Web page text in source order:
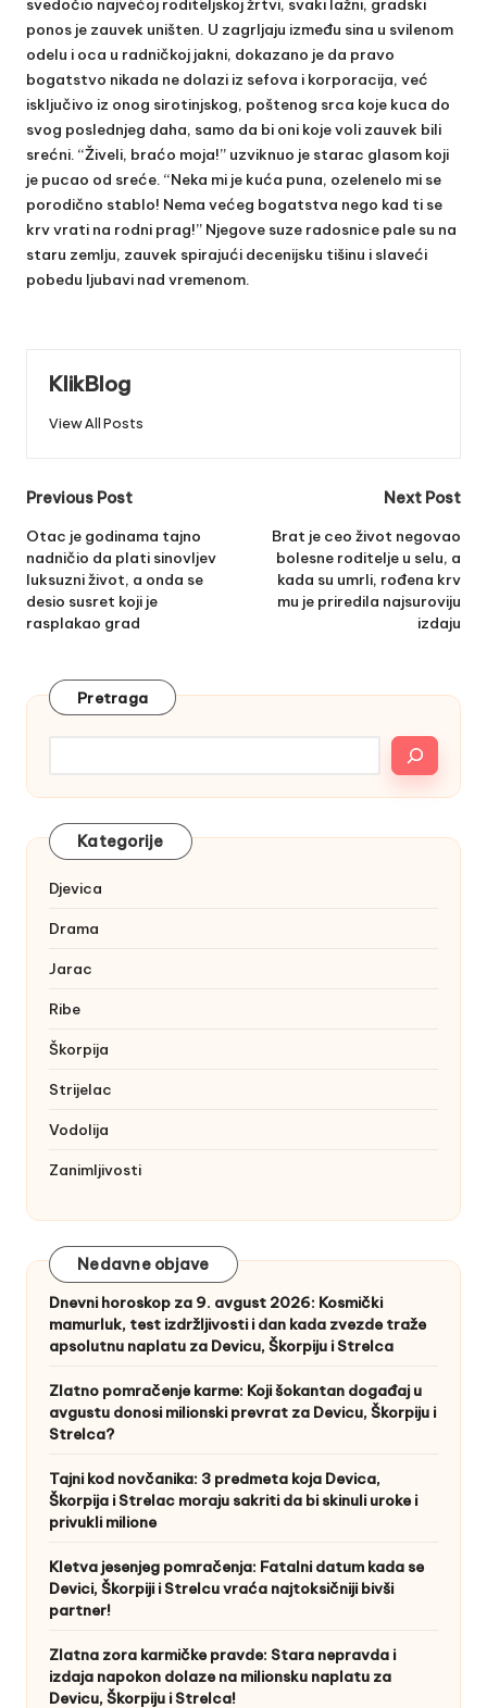
svedočio najvećoj roditeljskoj žrtvi, svaki lažni, gradski
ponos je zauvek uništen. U zagrljaju između sina u svilenom
odelu i oca u radničkoj jakni, dokazano je da pravo
bogatstvo nikada ne dolazi iz sefova i korporacija, već
isključivo iz onog sirotinjskog, poštenog srca koje kuca do
svog poslednjeg daha, samo da bi oni koje voli zauvek bili
srećni. “Živeli, braćo moja!” uzviknuo je starac glasom koji
je pucao od sreće. “Neka mi je kuća puna, ozelenelo mi se
porodično stablo! Nema većeg bogatstva nego kad ti se
krv vrati na rodni prag!” Njegove suze radosnice pale su na
staru zemlju, zauvek spirajući decenijsku tišinu i slaveći
pobedu ljubavi nad vremenom.
KlikBlog
View All Posts
Post
navigation
Previous Post
Otac je godinama tajno
nadničio da plati sinovljev
luksuzni život, a onda se
desio susret koji je
rasplakao grad
Next Post
Brat je ceo život negovao
bolesne roditelje u selu, a
kada su umrli, rođena krv
mu je priredila najsuroviju
izdaju
Pretraga
Kategorije
Djevica
Drama
Jarac
Ribe
Škorpija
Strijelac
Vodolija
Zanimljivosti
Nedavne objave
Dnevni horoskop za 9. avgust 2026: Kosmički
mamurluk, test izdržljivosti i dan kada zvezde traže
apsolutnu naplatu za Devicu, Škorpiju i Strelca
Zlatno pomračenje karme: Koji šokantan događaj u
avgustu donosi milionski prevrat za Devicu, Škorpiju i
Strelca?
Tajni kod novčanika: 3 predmeta koja Devica,
Škorpija i Strelac moraju sakriti da bi skinuli uroke i
privukli milione
Kletva jesenjeg pomračenja: Fatalni datum kada se
Devici, Škorpiji i Strelcu vraća najtoksičniji bivši
partner!
Zlatna zora karmičke pravde: Stara nepravda i
izdaja napokon dolaze na milionsku naplatu za
Devicu, Škorpiju i Strelca!